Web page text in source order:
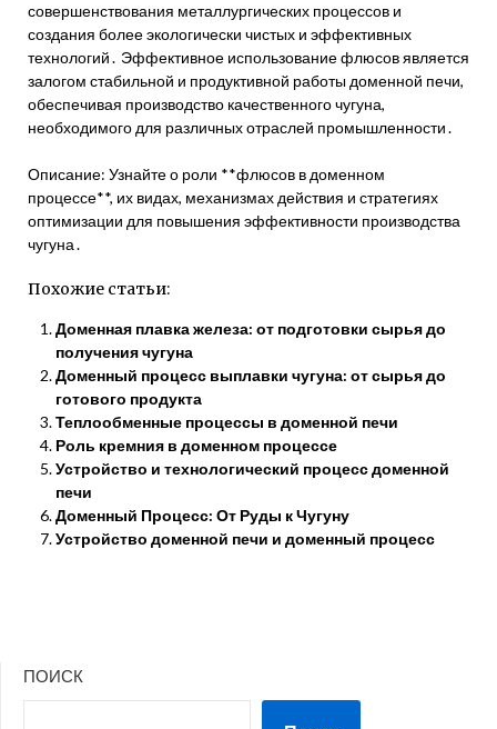
совершенствования металлургических процессов и
создания более экологически чистых и эффективных
технологий․ Эффективное использование флюсов является
залогом стабильной и продуктивной работы доменной печи,
обеспечивая производство качественного чугуна,
необходимого для различных отраслей промышленности․
Описание: Узнайте о роли **флюсов в доменном
процессе**, их видах, механизмах действия и стратегиях
оптимизации для повышения эффективности производства
чугуна․
Похожие статьи:
Доменная плавка железа: от подготовки сырья до
получения чугуна
Доменный процесс выплавки чугуна: от сырья до
готового продукта
Теплообменные процессы в доменной печи
Роль кремния в доменном процессе
Устройство и технологический процесс доменной
печи
Доменный Процесс: От Руды к Чугуну
Устройство доменной печи и доменный процесс
ПОИСК